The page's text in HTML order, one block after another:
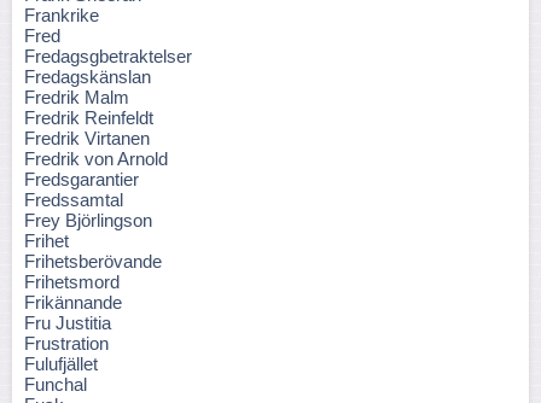
Frankrike
Fred
Fredagsgbetraktelser
Fredagskänslan
Fredrik Malm
Fredrik Reinfeldt
Fredrik Virtanen
Fredrik von Arnold
Fredsgarantier
Fredssamtal
Frey Björlingson
Frihet
Frihetsberövande
Frihetsmord
Frikännande
Fru Justitia
Frustration
Fulufjället
Funchal